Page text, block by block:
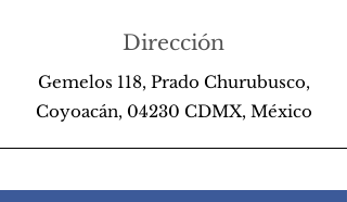
Dirección
Gemelos 118, Prado Churubusco,
Coyoacán, 04230 CDMX, México